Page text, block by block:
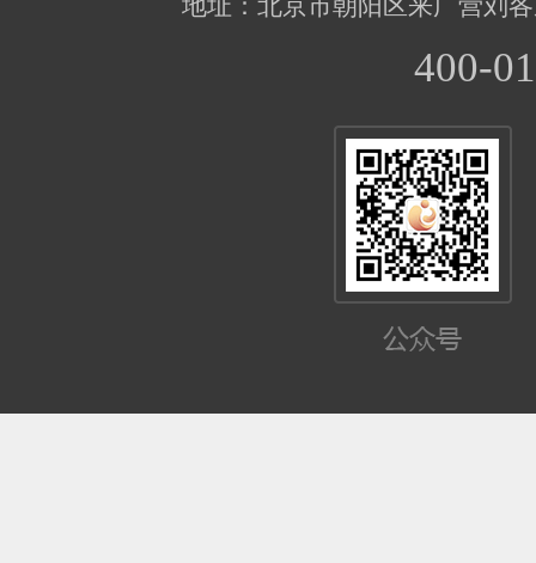
地址：北京市朝阳区来广营刘
400-